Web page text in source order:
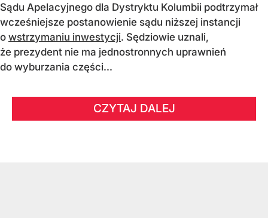
Sądu Apelacyjnego dla Dystryktu Kolumbii podtrzymał
wcześniejsze postanowienie sądu niższej instancji
o wstrzymaniu inwestycji. Sędziowie uznali,
że prezydent nie ma jednostronnych uprawnień
do wyburzania części...
CZYTAJ DALEJ